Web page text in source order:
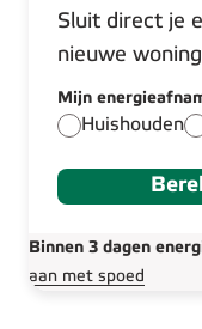
Sluit direct je
nieuwe
Mijn
Huishouden
Binnen 3 dagen
aan met spoed